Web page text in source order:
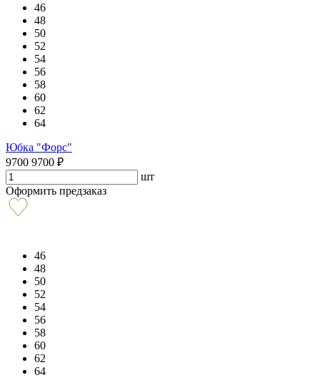
46
48
50
52
54
56
58
60
62
64
Юбка "Форс"
9700 9700 ₽
шт
Оформить предзаказ
46
48
50
52
54
56
58
60
62
64